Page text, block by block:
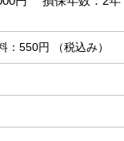
：550円 （税込み）